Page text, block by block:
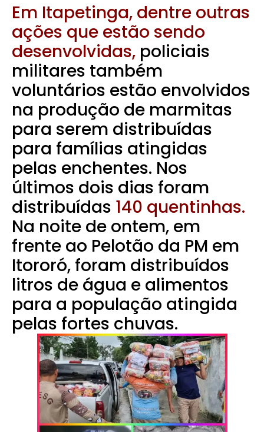
Em Itapetinga, dentre outras
ações que estão sendo
desenvolvidas, policiais
militares também
voluntários estão envolvidos
na produção de marmitas
para serem distribuídas
para famílias atingidas
pelas enchentes. Nos
últimos dois dias foram
distribuídas 140 quentinhas.
Na noite de ontem, em
frente ao Pelotão da PM em
Itororó, foram distribuídos
litros de água e alimentos
para a população atingida
pelas fortes chuvas.